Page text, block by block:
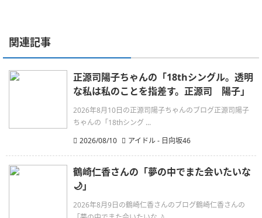
関連記事
正源司陽子ちゃんの「18thシングル。透明
な私は私のことを指差す。正源司 陽子」
2026年8月10日の正源司陽子ちゃんのブログ正源司陽子
ちゃんの「18thシング ...
2026/08/10
アイドル - 日向坂46
鶴崎仁香さんの「夢の中でまた会いたいな
🌙」
2026年8月9日の鶴崎仁香さんのブログ鶴崎仁香さんの